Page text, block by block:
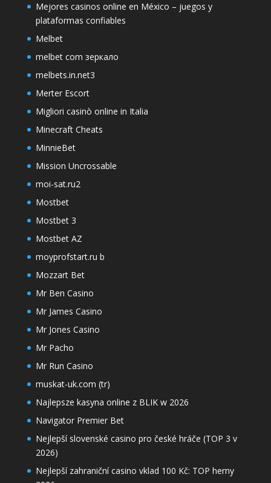
Mejores casinos online en México – juegos y
plataformas confiables
Melbet
melbet com зеркало
melbets.in.net3
Merter Escort
Migliori casinò online in Italia
Minecraft Cheats
MinnieBet
Mission Uncrossable
moi-sat.ru2
Mostbet
Mostbet 3
Mostbet AZ
moyprofstart.ru b
Mozzart Bet
Mr Ben Casino
Mr James Casino
Mr Jones Casino
Mr Pacho
Mr Run Casino
muskat-uk.com (tr)
Najlepsze kasyna online z BLIK w 2026
Navigator Premier Bet
Nejlepší slovenské casino pro české hráče (TOP 3 v
2026)
Nejlepší zahraniční casino vklad 100 Kč: TOP herny